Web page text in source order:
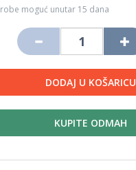
moguć unutar 15 dana
DODAJ U KOŠARICU
KUPITE ODMAH